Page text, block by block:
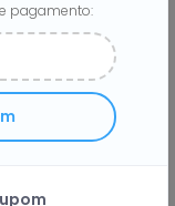
e receba
volta
pagamento: